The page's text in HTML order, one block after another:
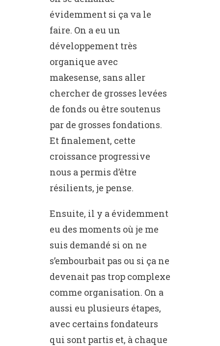
évidemment si ça va le
faire. On a eu un
développement très
organique avec
makesense, sans aller
chercher de grosses levées
de fonds ou être soutenus
par de grosses fondations.
Et finalement, cette
croissance progressive
nous a permis d’être
résilients, je pense.
Ensuite, il y a évidemment
eu des moments où je me
suis demandé si on ne
s’embourbait pas ou si ça ne
devenait pas trop complexe
comme organisation. On a
aussi eu plusieurs étapes,
avec certains fondateurs
qui sont partis et, à chaque